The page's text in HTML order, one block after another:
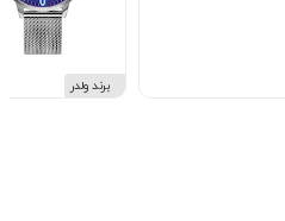
برند ولدر